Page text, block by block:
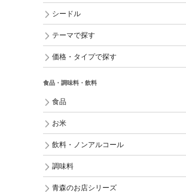
シードル
テーマで探す
価格・タイプで探す
食品・調味料・飲料
食品
お米
飲料・ノンアルコール
調味料
青森のお店シリーズ